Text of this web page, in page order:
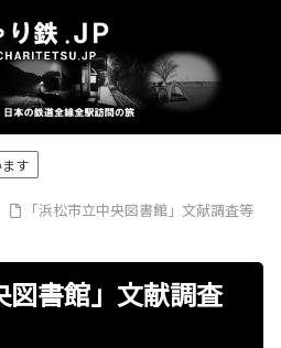
す
「浜松市立中央図書館」文献調査等
図書館」文献調査